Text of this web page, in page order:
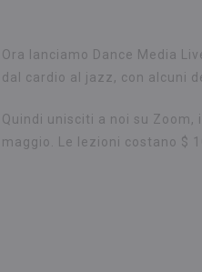
Ora lanciamo Dance Media
dal cardio al jazz, con alcuni
Quindi unisciti a noi su Zoom,
maggio. Le lezioni costano $